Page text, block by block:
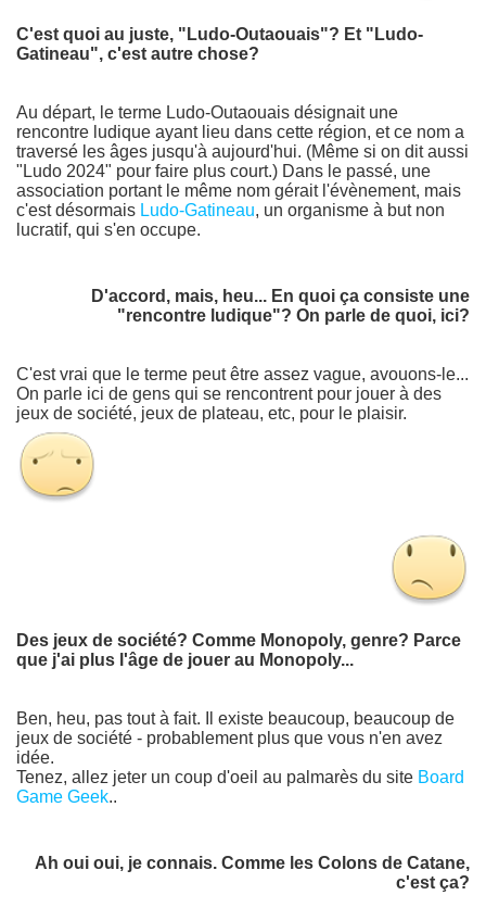
C'est quoi au juste, "Ludo-Outaouais"? Et "Ludo-
Gatineau", c'est autre chose?
Au départ, le terme Ludo-Outaouais désignait une
rencontre ludique ayant lieu dans cette région, et ce nom a
traversé les âges jusqu'à aujourd'hui. (Même si on dit aussi
"Ludo 2024" pour faire plus court.) Dans le passé, une
association portant le même nom gérait l'évènement, mais
c'est désormais Ludo-Gatineau, un organisme à but non
lucratif, qui s'en occupe.
D'accord, mais, heu... En quoi ça consiste une
"rencontre ludique"? On parle de quoi, ici?
C'est vrai que le terme peut être assez vague, avouons-le...
On parle ici de gens qui se rencontrent pour jouer à des
jeux de société, jeux de plateau, etc, pour le plaisir.
Des jeux de société? Comme Monopoly, genre? Parce
que j'ai plus l'âge de jouer au Monopoly...
Ben, heu, pas tout à fait. Il existe beaucoup, beaucoup de
jeux de société - probablement plus que vous n'en avez
idée.
Tenez, allez jeter un coup d'oeil au palmarès du site Board
Game Geek..
Ah oui oui, je connais. Comme les Colons de Catane,
c'est ça?